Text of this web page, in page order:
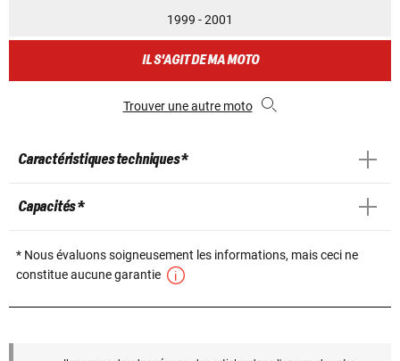
1999 - 2001
IL S'AGIT DE MA MOTO
Trouver une autre moto
Caractéristiques techniques *
Capacités *
* Nous évaluons soigneusement les informations, mais ceci ne
constitue aucune garantie